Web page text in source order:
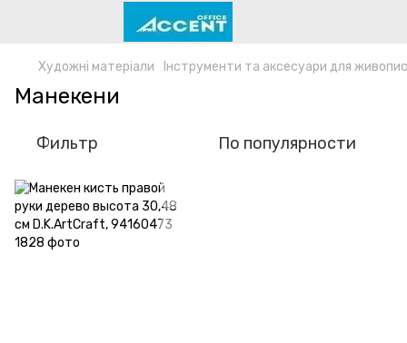
Художні матеріали Інструменти та аксесуари для
Манекени
Фильтр По популярности